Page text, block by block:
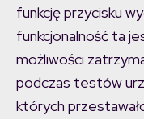
funkcję przycisku
funkcjonalność ta
możliwości
podczas testów
których